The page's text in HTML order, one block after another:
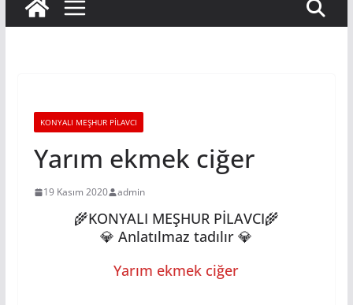
KONYALI MEŞHUR PILAVCI
Yarım ekmek ciğer
19 Kasım 2020 admin
🌾KONYALI MEŞHUR PİLAVCI🌾
💎 Anlatılmaz tadılır 💎
Yarım ekmek ciğer